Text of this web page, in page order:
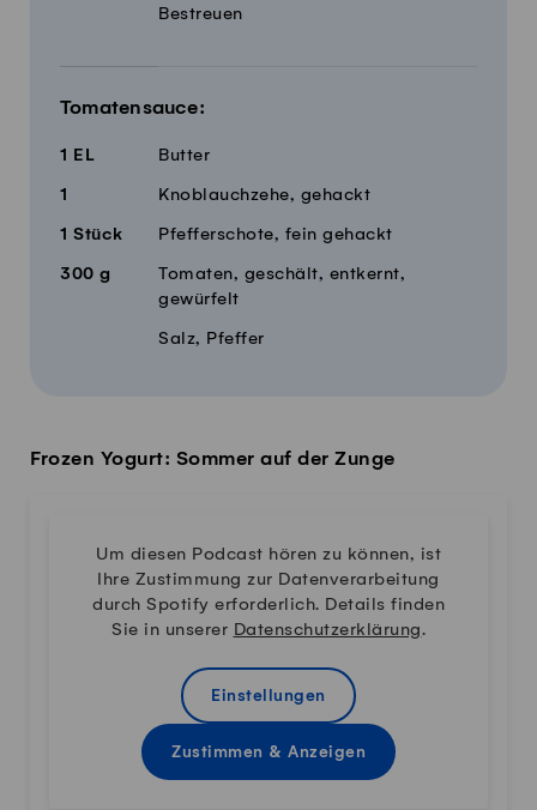
Bestreuen
Tomatensauce:
1 EL Butter
1 Knoblauchzehe, gehackt
1 Stück Pfefferschote, fein gehackt
300 g
Tomaten, geschält, entkernt,
gewürfelt
Salz, Pfeffer
Frozen Yogurt: Sommer auf der Zunge
Um diesen Podcast hören zu können, ist
Ihre Zustimmung zur Datenverarbeitung
durch Spotify erforderlich. Details finden
Sie in unserer Datenschutzerklärung.
Einstellungen
Zustimmen & Anzeigen